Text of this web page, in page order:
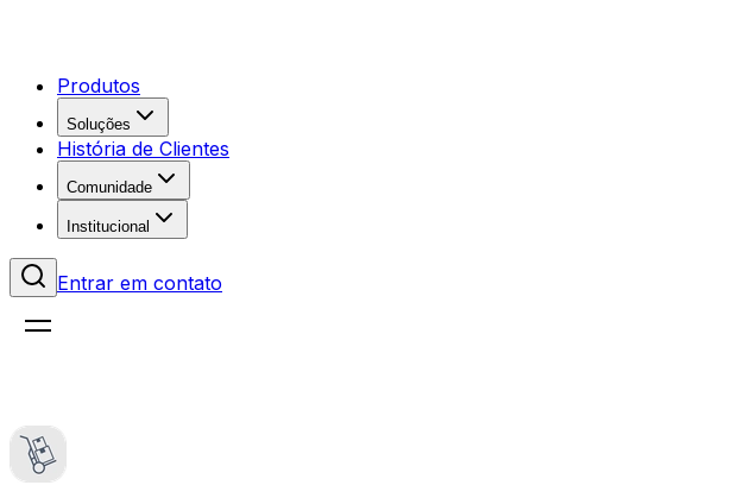
Produtos
Soluções
História de Clientes
Comunidade
Institucional
Entrar em contato